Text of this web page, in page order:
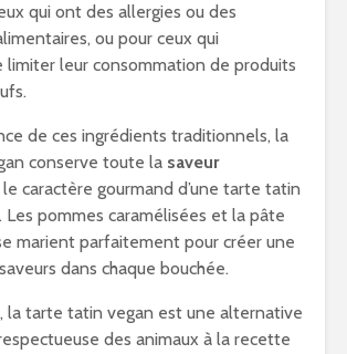
qui ont des allergies ou des
ou pour ceux qui
limiter leur consommation de produits
de ces ingrédients traditionnels, la
conserve toute la saveur
caractère gourmand d’une tarte tatin
pommes caramélisées et la pâte
marient parfaitement pour créer une
dans chaque bouchée.
la tarte tatin vegan est une alternative
des animaux à la recette